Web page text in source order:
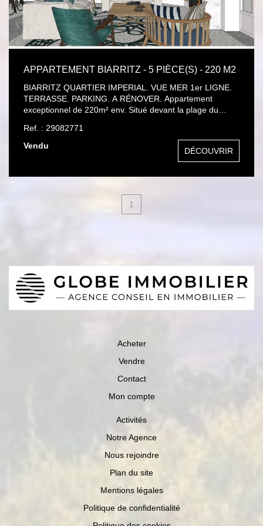
APPARTEMENT BIARRITZ - 5 PIÈCE(S) - 220 M2
BIARRITZ QUARTIER IMPERIAL. VUE MER 1er LIGNE.
TERRASSE. PARKING. A RÉNOVER. Appartement
exceptionnel de 220m² env. Situé devant la plage du
devant l'océan. Rénovation à faire. Le tout à pied. Mr
Olivier BRÉGEON TEL : 06 11 66 76 44 .Carte
Ref. : 29082771
Vendu
DÉCOUVRIR
1
Acheter
Vendre
Contact
Mon compte
Activités
Notre Agence
Nous rejoindre
Plan du site
Mentions légales
Politique de confidentialité